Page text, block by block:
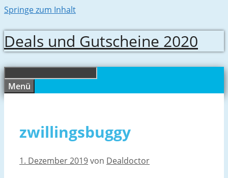
Springe zum Inhalt
Deals und Gutscheine 2020
Menü
zwillingsbuggy
1. Dezember 2019von Dealdoctor